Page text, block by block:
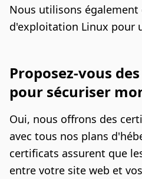
Nous utilisons également
d'exploitation Linux pour
Proposez-vous
pour sécuriser
Oui, nous offrons des
avec tous nos plans
certificats assurent que
entre votre site web et